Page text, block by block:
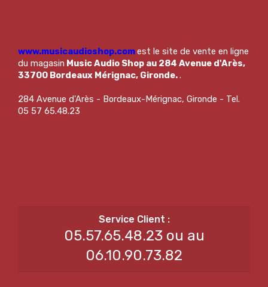
www.musicaudioshop.comest le site de vente en ligne
du magasin Music Audio Shop au 284 Avenue d'Arès,
33700 Bordeaux Mérignac, Gironde..
284 Avenue d'Arès - Bordeaux-Mérignac, Gironde - Tel.
05 57 65.48.23
05.57.65.48.23 ou au
06.10.90.73.82